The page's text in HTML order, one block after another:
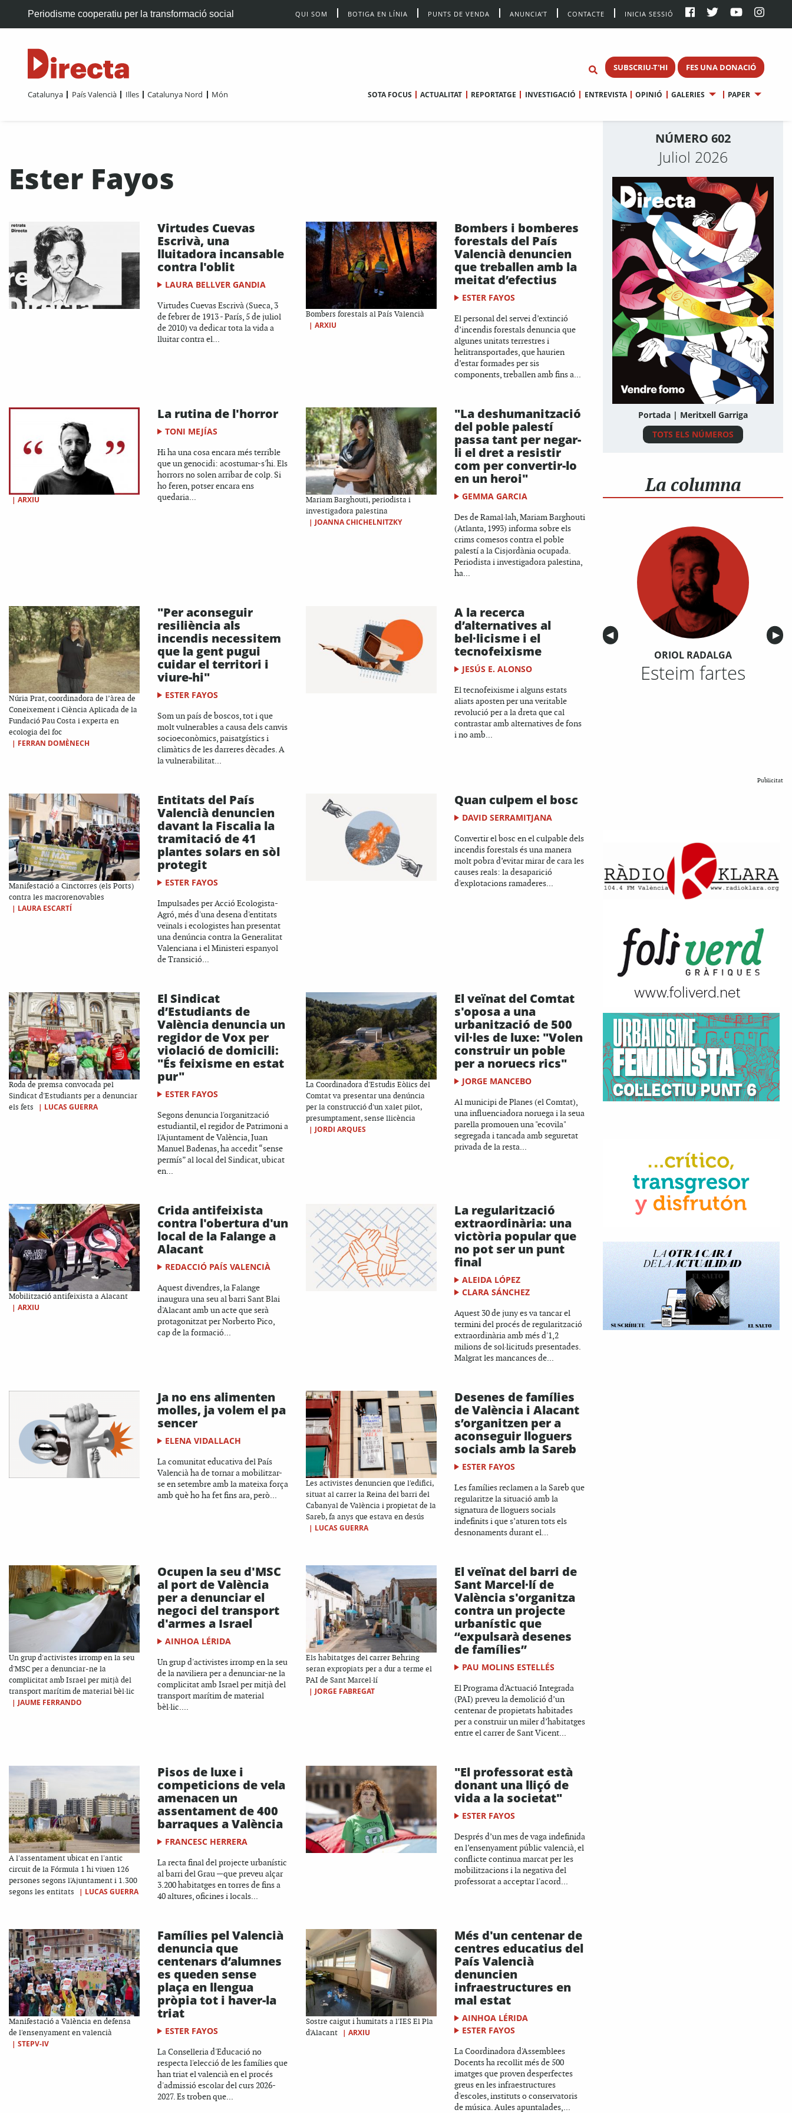
Periodisme cooperatiu per la transformació social QUI SOM BOTIGA EN LÍNIA PUNTS DE VENDA ANUNCIA’T CONTACTE INICIA SESSIÓ
SUBSCRIU-T'HI FES UNA DONACIÓ
Catalunya País Valencià Illes Catalunya Nord Món SOTA FOCUS ACTUALITAT REPORTATGE INVESTIGACIÓ ENTREVISTA OPINIÓ GALERIES PAPER
Ester Fayos
Virtudes Cuevas
Escrivà, una
lluitadora incansable
contra l'oblit
LAURA BELLVER GANDIA
Virtudes Cuevas Escrivà (Sueca, 3
de febrer de 1913 - París, 5 de juliol
de 2010) va dedicar tota la vida a
lluitar contra el...
Bombers forestals al País Valencià
| ARXIU
Bombers i bomberes
forestals del País
Valencià denuncien
que treballen amb la
meitat d’efectius
ESTER FAYOS
El personal del servei d’extinció
d’incendis forestals denuncia que
algunes unitats terrestres i
helitransportades, que haurien
d’estar formades per sis
components, treballen amb fins a...
| ARXIU
La rutina de l'horror
TONI MEJÍAS
Hi ha una cosa encara més terrible
que un genocidi: acostumar-s'hi. Els
horrors no solen arribar de colp. Si
ho feren, potser encara ens
quedaria...
Mariam Barghouti, periodista i
investigadora palestina
| JOANNA CHICHELNITZKY
"La deshumanització
del poble palestí
passa tant per negar-
li el dret a resistir
com per convertir-lo
en un heroi"
GEMMA GARCIA
Des de Ramal·lah, Mariam Barghouti
(Atlanta, 1993) informa sobre els
crims comesos contra el poble
palestí a la Cisjordània ocupada.
Periodista i investigadora palestina,
ha...
Núria Prat, coordinadora de l’àrea de
Coneixement i Ciència Aplicada de la
Fundació Pau Costa i experta en
ecologia del foc
| FERRAN DOMÈNECH
"Per aconseguir
resiliència als
incendis necessitem
que la gent pugui
cuidar el territori i
viure-hi"
ESTER FAYOS
Som un país de boscos, tot i que
molt vulnerables a causa dels canvis
socioeconòmics, paisatgístics i
climàtics de les darreres dècades. A
la vulnerabilitat...
A la recerca
d’alternatives al
bel·licisme i el
tecnofeixisme
JESÚS E. ALONSO
El tecnofeixisme i alguns estats
aliats aposten per una veritable
revolució per a la dreta que cal
contrastar amb alternatives de fons
i no amb...
Manifestació a Cinctorres (els Ports)
contra les macrorenovables
| LAURA ESCARTÍ
Entitats del País
Valencià denuncien
davant la Fiscalia la
tramitació de 41
plantes solars en sòl
protegit
ESTER FAYOS
Impulsades per Acció Ecologista-
Agró, més d'una desena d'entitats
veïnals i ecologistes han presentat
una denúncia contra la Generalitat
Valenciana i el Ministeri espanyol
de Transició...
Quan culpem el bosc
DAVID SERRAMITJANA
Convertir el bosc en el culpable dels
incendis forestals és una manera
molt pobra d’evitar mirar de cara les
causes reals: la desaparició
d'explotacions ramaderes...
Roda de premsa convocada pel
Sindicat d'Estudiants per a denunciar
els fets
| LUCAS GUERRA
El Sindicat
d’Estudiants de
València denuncia un
regidor de Vox per
violació de domicili:
"És feixisme en estat
pur"
ESTER FAYOS
Segons denuncia l'organització
estudiantil, el regidor de Patrimoni a
l'Ajuntament de València, Juan
Manuel Badenas, ha accedit “sense
permís” al local del Sindicat, ubicat
en...
La Coordinadora d'Estudis Eòlics del
Comtat va presentar una denúncia
per la construcció d'un xalet pilot,
presumptament, sense llicència
| JORDI ARQUES
El veïnat del Comtat
s'oposa a una
urbanització de 500
vil·les de luxe: "Volen
construir un poble
per a noruecs rics"
JORGE MANCEBO
Al municipi de Planes (el Comtat),
una influenciadora noruega i la seua
parella promouen una "ecovila"
segregada i tancada amb seguretat
privada de la resta...
Mobilització antifeixista a Alacant
| ARXIU
Crida antifeixista
contra l'obertura d'un
local de la Falange a
Alacant
REDACCIÓ PAÍS VALENCIÀ
Aquest divendres, la Falange
inaugura una seu al barri Sant Blai
d'Alacant amb un acte que serà
protagonitzat per Norberto Pico,
cap de la formació...
La regularització
extraordinària: una
victòria popular que
no pot ser un punt
final
ALEIDA LÓPEZ
CLARA SÁNCHEZ
Aquest 30 de juny es va tancar el
termini del procés de regularització
extraordinària amb més d'1,2
milions de sol·licituds presentades.
Malgrat les mancances de...
Ja no ens alimenten
molles, ja volem el pa
sencer
ELENA VIDALLACH
La comunitat educativa del País
Valencià ha de tornar a mobilitzar-
se en setembre amb la mateixa força
amb què ho ha fet fins ara, però...
Les activistes denuncien que l'edifici,
situat al carrer la Reina del barri del
Cabanyal de València i propietat de la
Sareb, fa anys que estava en desús
| LUCAS GUERRA
Desenes de famílies
de València i Alacant
s’organitzen per a
aconseguir lloguers
socials amb la Sareb
ESTER FAYOS
Les famílies reclamen a la Sareb que
regularitze la situació amb la
signatura de lloguers socials
indefinits i que s’aturen tots els
desnonaments durant el...
Un grup d'activistes irromp en la seu
d'MSC per a denunciar-ne la
complicitat amb Israel per mitjà del
transport marítim de material bèl·lic
| JAUME FERRANDO
Ocupen la seu d'MSC
al port de València
per a denunciar el
negoci del transport
d'armes a Israel
AINHOA LÉRIDA
Un grup d'activistes irromp en la seu
de la naviliera per a denunciar-ne la
complicitat amb Israel per mitjà del
transport marítim de material
bèl·lic....
Els habitatges del carrer Behring
seran expropiats per a dur a terme el
PAI de Sant Marcel·lí
| JORGE FABREGAT
El veïnat del barri de
Sant Marcel·lí de
València s'organitza
contra un projecte
urbanístic que
“expulsarà desenes
de famílies”
PAU MOLINS ESTELLÉS
El Programa d'Actuació Integrada
(PAI) preveu la demolició d’un
centenar de propietats habitades
per a construir un miler d’habitatges
entre el carrer de Sant Vicent...
A l'assentament ubicat en l'antic
circuit de la Fórmula 1 hi viuen 126
persones segons l'Ajuntament i 1.300
segons les entitats
| LUCAS GUERRA
Pisos de luxe i
competicions de vela
amenacen un
assentament de 400
barraques a València
FRANCESC HERRERA
La recta final del projecte urbanístic
al barri del Grau —que preveu alçar
3.200 habitatges en torres de fins a
40 altures, oficines i locals...
"El professorat està
donant una lliçó de
vida a la societat"
ESTER FAYOS
Després d’un mes de vaga indefinida
en l’ensenyament públic valencià, el
conflicte continua marcat per les
mobilitzacions i la negativa del
professorat a acceptar l'acord...
Manifestació a València en defensa
de l'ensenyament en valencià
| STEPV-IV
Famílies pel Valencià
denuncia que
centenars d’alumnes
es queden sense
plaça en llengua
pròpia tot i haver-la
triat
ESTER FAYOS
La Conselleria d'Educació no
respecta l'elecció de les famílies que
han triat el valencià en el procés
d'admissió escolar del curs 2026-
2027. Es troben que...
Sostre caigut i humitats a l'IES El Pla
d'Alacant
| ARXIU
Més d'un centenar de
centres educatius del
País Valencià
denuncien
infraestructures en
mal estat
AINHOA LÉRIDA
ESTER FAYOS
La Coordinadora d'Assemblees
Docents ha recollit més de 500
imatges que proven desperfectes
greus en les infraestructures
d'escoles, instituts o conservatoris
de música. Aules apuntalades,...
NÚMERO 602
Juliol 2026
Portada | Meritxell Garriga
TOTS ELS NÚMEROS
La columna
Anterior
◀︎ ▶︎
ORIOL RADALGA
Esteim fartes
Publicitat